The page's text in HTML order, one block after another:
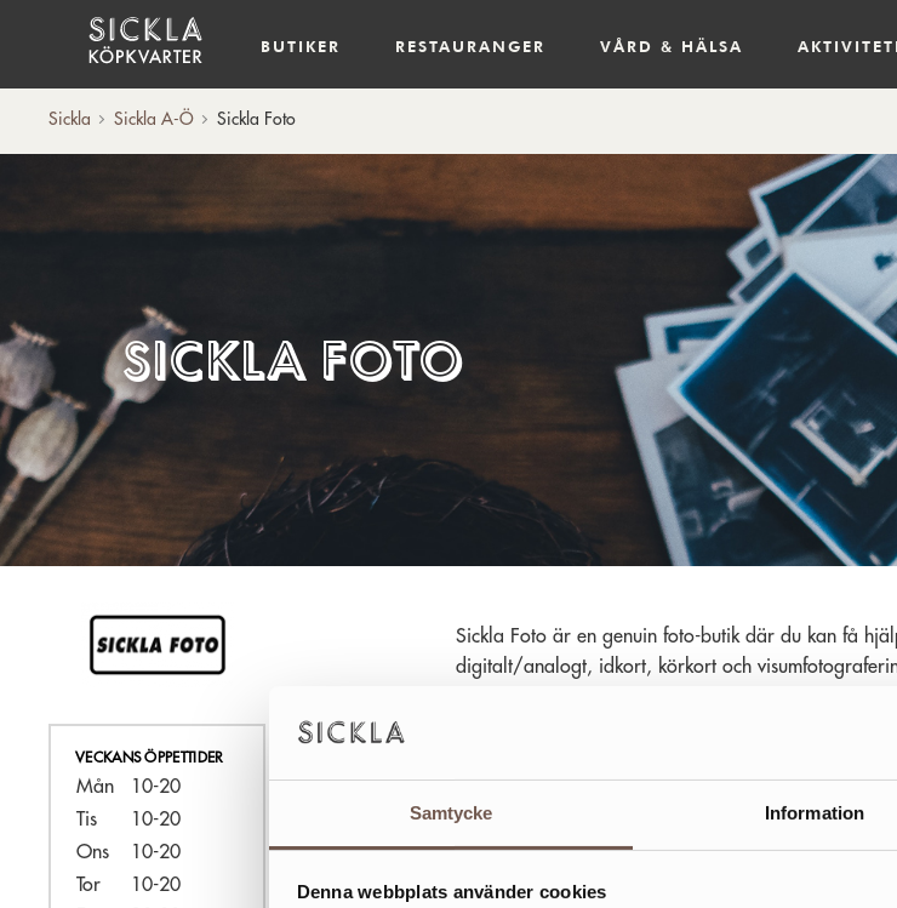
Samtycke Information
Denna webbplats använder cookies
BUTIKER RESTAURANGER VÅRD & HÄLSA
Sickla Sickla A-Ö Sickla Foto
Sickla Foto
VECKANS ÖPPETTIDER
Mån
10-20
Tis
10-20
Ons
10-20
Tor
10-20
Sickla Foto är en genuin foto-butik där du kan få
digitalt/analogt, idkort, körkort och